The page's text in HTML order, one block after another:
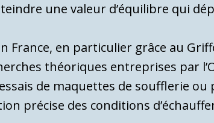
une valeur d’équilibre qui
France, en particulier grâce au
théoriques entreprises par
de maquettes de soufflerie
précise des conditions